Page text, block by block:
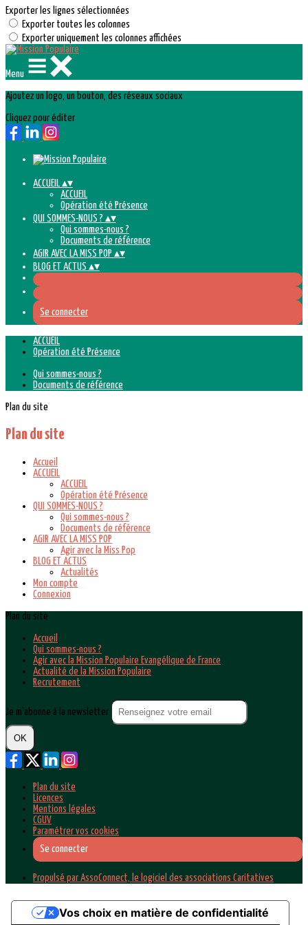
Exporter les lignes sélectionnées
Exporter toutes les colonnes
Exporter uniquement les colonnes affichées
Menu
Ajoutez un logo, un bouton, des réseaux sociaux
Cliquez pour éditer
ACCUEIL ▴▾
ACCUEIL
Opération été Présence
QUI SOMMES-NOUS ? ▴▾
Qui sommes-nous ?
Documents de référence
AGIR AVEC LA MISS POP ▴▾
BLOG ET ACTUS ▴▾
Se connecter
ACCUEIL
Opération été Présence
Qui sommes-nous ?
Documents de référence
Plan du site
Plan du site
Accueil
ACCUEIL
ACCUEIL
Opération été Présence
QUI SOMMES-NOUS ?
Qui sommes-nous ?
Documents de référence
AGIR AVEC LA MISS POP
Agir avec la Miss Pop
BLOG ET ACTUS
Actualités
Mon compte
Connexion
Plan du site
Accueil
Qui sommes-nous ?
Agir avec la Mission Populaire Evangélique de France
Actualité de la Mission Populaire
Recrutement
Je m'abonne à la newsletter
OK
Plan du site
Licences
Mentions légales
CGUV
Paramétrer vos cookies
Se connecter
Propulsé par AssoConnect, le logiciel des associations Caritatives
Vos choix en matière de confidentialité